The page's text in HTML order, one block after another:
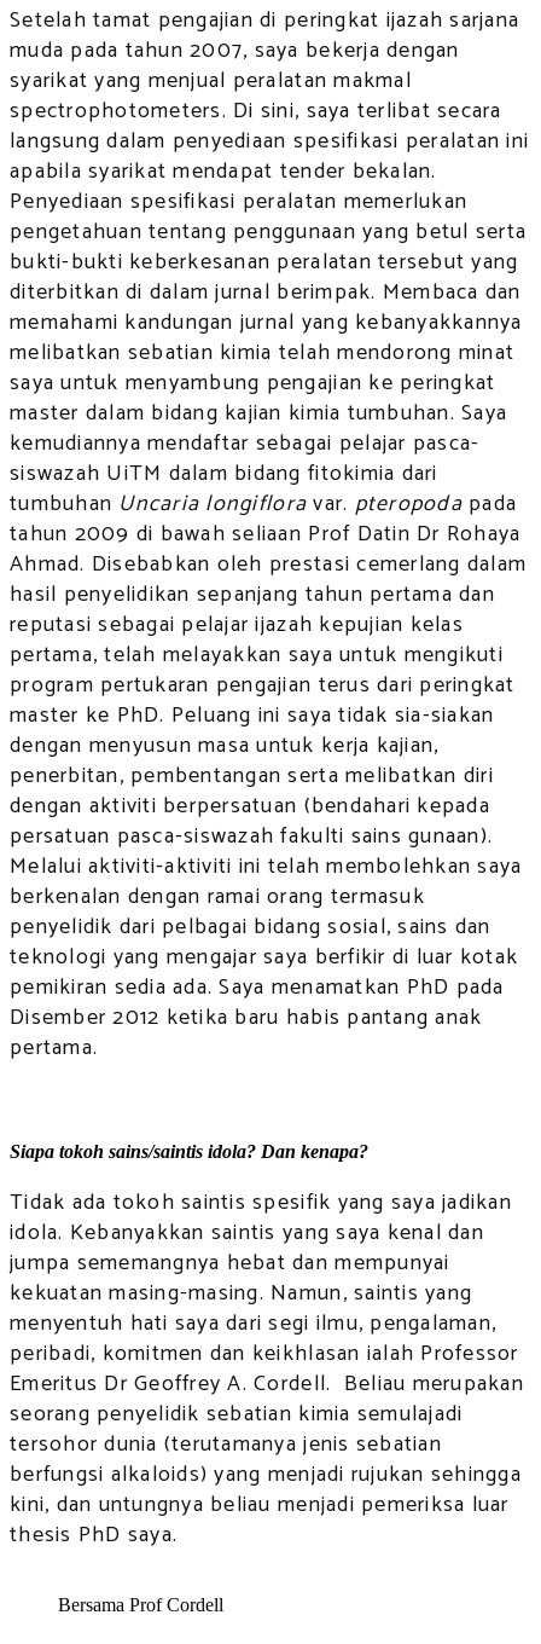
Setelah tamat pengajian di peringkat ijazah sarjana
muda pada tahun 2007, saya bekerja dengan
syarikat yang menjual peralatan makmal
spectrophotometers. Di sini, saya terlibat secara
langsung dalam penyediaan spesifikasi peralatan ini
apabila syarikat mendapat tender bekalan.
Penyediaan spesifikasi peralatan memerlukan
pengetahuan tentang penggunaan yang betul serta
bukti-bukti keberkesanan peralatan tersebut yang
diterbitkan di dalam jurnal berimpak. Membaca dan
memahami kandungan jurnal yang kebanyakkannya
melibatkan sebatian kimia telah mendorong minat
saya untuk menyambung pengajian ke peringkat
master dalam bidang kajian kimia tumbuhan. Saya
kemudiannya mendaftar sebagai pelajar pasca-
siswazah UiTM dalam bidang fitokimia dari
tumbuhan Uncaria longifloravar. pteropodapada
tahun 2009 di bawah seliaan Prof Datin Dr Rohaya
Ahmad. Disebabkan oleh prestasi cemerlang dalam
hasil penyelidikan sepanjang tahun pertama dan
reputasi sebagai pelajar ijazah kepujian kelas
pertama, telah melayakkan saya untuk mengikuti
program pertukaran pengajian terus dari peringkat
master ke PhD. Peluang ini saya tidak sia-siakan
dengan menyusun masa untuk kerja kajian,
penerbitan, pembentangan serta melibatkan diri
dengan aktiviti berpersatuan (bendahari kepada
persatuan pasca-siswazah fakulti sains gunaan).
Melalui aktiviti-aktiviti ini telah membolehkan saya
berkenalan dengan ramai orang termasuk
penyelidik dari pelbagai bidang sosial, sains dan
teknologi yang mengajar saya berfikir di luar kotak
pemikiran sedia ada. Saya menamatkan PhD pada
Disember 2012 ketika baru habis pantang anak
pertama.
Siapa tokoh sains/saintis idola? Dan kenapa?
Tidak ada tokoh saintis spesifik yang saya jadikan
idola. Kebanyakkan saintis yang saya kenal dan
jumpa sememangnya hebat dan mempunyai
kekuatan masing-masing. Namun, saintis yang
menyentuh hati saya dari segi ilmu, pengalaman,
peribadi, komitmen dan keikhlasan ialah Professor
Emeritus Dr Geoffrey A. Cordell. Beliau merupakan
seorang penyelidik sebatian kimia semulajadi
tersohor dunia (terutamanya jenis sebatian
berfungsi alkaloids) yang menjadi rujukan sehingga
kini, dan untungnya beliau menjadi pemeriksa luar
thesis PhD saya.
Bersama Prof Cordell